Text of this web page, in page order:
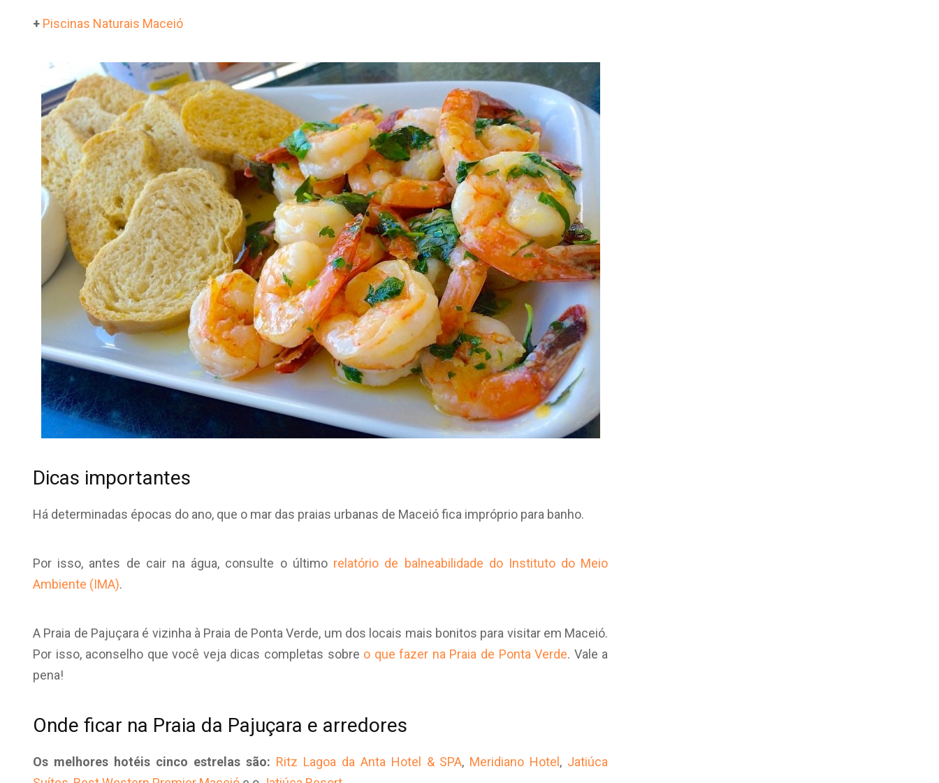
+ Piscinas Naturais Maceió
Dicas importantes
Há determinadas épocas do ano, que o mar das praias urbanas de Maceió fica impróprio para banho.
Por isso, antes de cair na água, consulte o último relatório de balneabilidade do Instituto do Meio
Ambiente (IMA).
A Praia de Pajuçara é vizinha à Praia de Ponta Verde, um dos locais mais bonitos para visitar em Maceió.
Por isso, aconselho que você veja dicas completas sobre o que fazer na Praia de Ponta Verde. Vale a
pena!
Onde ficar na Praia da Pajuçara e arredores
Os melhores hotéis cinco estrelas são: Ritz Lagoa da Anta Hotel & SPA, Meridiano Hotel, Jatiúca